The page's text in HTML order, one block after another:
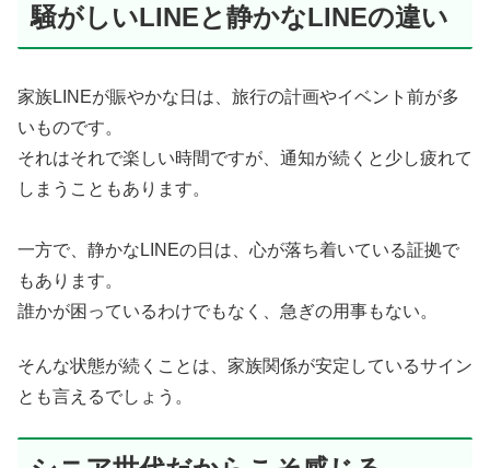
騒がしいLINEと静かなLINEの違い
家族LINEが賑やかな日は、旅行の計画やイベント前が多
いものです。
それはそれで楽しい時間ですが、通知が続くと少し疲れて
しまうこともあります。
一方で、静かなLINEの日は、心が落ち着いている証拠で
もあります。
誰かが困っているわけでもなく、急ぎの用事もない。
そんな状態が続くことは、家族関係が安定しているサイン
とも言えるでしょう。